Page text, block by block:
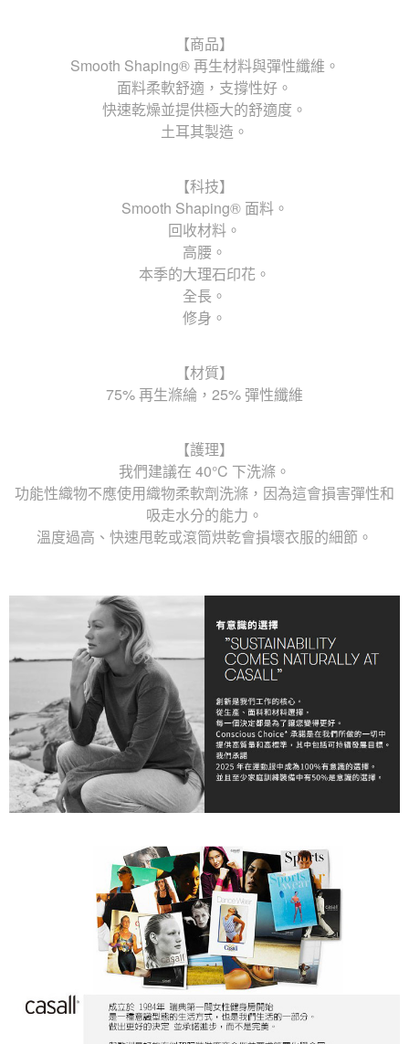
【商品】
Smooth Shaping® 再生材料與彈性纖維。
面料柔軟舒適，支撐性好。
快速乾燥並提供極大的舒適度。
土耳其製造。
【科技】
Smooth Shaping® 面料。
回收材料。
高腰。
本季的大理石印花。
全長。
修身。
【材質】
75% 再生滌綸，25% 彈性纖維
【護理】
我們建議在 40°C 下洗滌。
功能性織物不應使用織物柔軟劑洗滌，因為這會損害彈性和
吸走水分的能力。
溫度過高、快速甩乾或滾筒烘乾會損壞衣服的細節。